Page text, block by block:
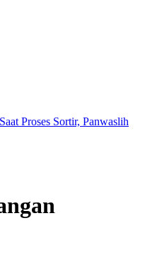
Saat Proses Sortir, Panwaslih